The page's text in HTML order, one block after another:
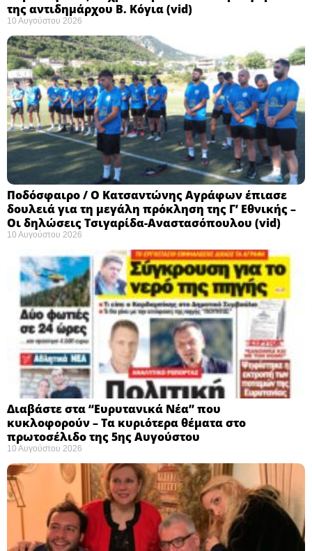
της αντιδημάρχου Β. Κόγια (vid)
10 Αυγούστου 2026
Ποδόσφαιρο / Ο Κατσαντώνης Αγράφων έπιασε
δουλειά για τη μεγάλη πρόκληση της Γ’ Εθνικής –
Οι δηλώσεις Τσιγαρίδα-Αναστασόπουλου (vid)
10 Αυγούστου 2026
Διαβάστε στα “Ευρυτανικά Νέα” που
κυκλοφορούν – Τα κυριότερα θέματα στο
πρωτοσέλιδο της 5ης Αυγούστου
10 Αυγούστου 2026